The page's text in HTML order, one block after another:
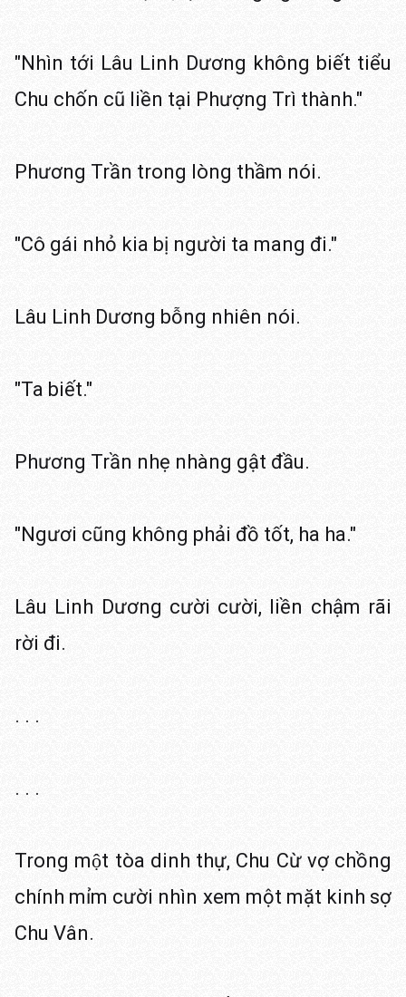
"Nhìn tới Lâu Linh Dương không biết tiểu
Chu chốn cũ liền tại Phượng Trì thành."
Phương Trần trong lòng thầm nói.
"Cô gái nhỏ kia bị người ta mang đi."
Lâu Linh Dương bỗng nhiên nói.
"Ta biết."
Phương Trần nhẹ nhàng gật đầu.
"Ngươi cũng không phải đồ tốt, ha ha."
Lâu Linh Dương cười cười, liền chậm rãi
rời đi.
. . .
. . .
Trong một tòa dinh thự, Chu Cừ vợ chồng
chính mỉm cười nhìn xem một mặt kinh sợ
Chu Vân.